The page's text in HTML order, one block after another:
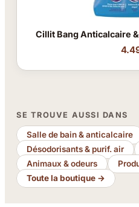
Cillit Bang Anticalcaire
SE TROUVE AUSSI DANS
Salle de bain & anticalcaire
Désodorisants & purif. air
Animaux & odeurs
Toute la boutique →